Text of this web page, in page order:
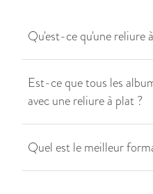
Qu'est-ce qu'une reliure
Est-ce que tous les
avec une reliure à plat ?
Quel est le meilleur